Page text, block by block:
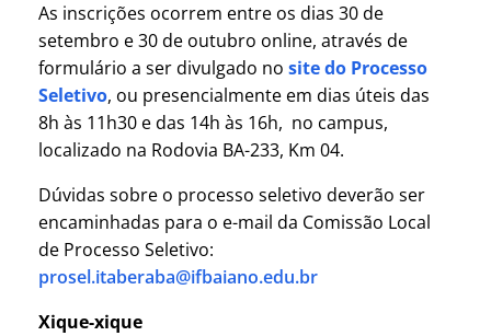
As inscrições ocorrem entre os dias 30 de
setembro e 30 de outubro online, através de
formulário a ser divulgado no site do Processo
Seletivo, ou presencialmente em dias úteis das
8h às 11h30 e das 14h às 16h, no campus,
localizado na Rodovia BA-233, Km 04.
Dúvidas sobre o processo seletivo deverão ser
encaminhadas para o e-mail da Comissão Local
de Processo Seletivo:
prosel.itaberaba@ifbaiano.edu.br
Xique-xique